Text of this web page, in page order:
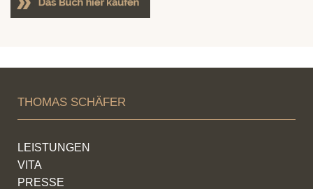
THOMAS SCHÄFER
LEISTUNGEN
VITA
PRESSE